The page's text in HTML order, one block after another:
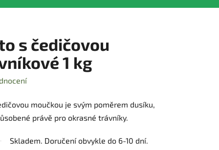
s čedičovou
1 kg
moučkou je svým poměrem dusíku,
právě pro okrasné trávníky.
Skladem. Doručení obvykle do 6-10 dní.